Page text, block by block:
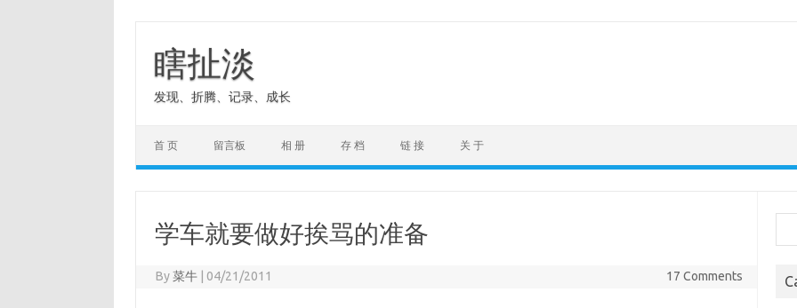
content
瞎扯淡
发现、折腾、记录、成长
首 页 留言板 相 册 存 档 链 接 关 于
学车就要做好挨骂的准备
By菜牛 04/21/2011 17 Comments